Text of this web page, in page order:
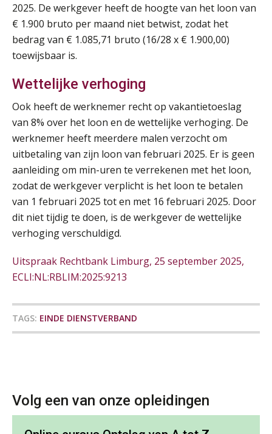
2025. De werkgever heeft de hoogte van het loon van
€ 1.900 bruto per maand niet betwist, zodat het
bedrag van € 1.085,71 bruto (16/28 x € 1.900,00)
toewijsbaar is.
Wettelijke verhoging
Ook heeft de werknemer recht op vakantietoeslag
van 8% over het loon en de wettelijke verhoging. De
werknemer heeft meerdere malen verzocht om
uitbetaling van zijn loon van februari 2025. Er is geen
aanleiding om min-uren te verrekenen met het loon,
zodat de werkgever verplicht is het loon te betalen
van 1 februari 2025 tot en met 16 februari 2025. Door
dit niet tijdig te doen, is de werkgever de wettelijke
verhoging verschuldigd.
Uitspraak Rechtbank Limburg, 25 september 2025,
ECLI:NL:RBLIM:2025:9213
TAGS: EINDE DIENSTVERBAND
Volg een van onze opleidingen
De mensen achter de loonstrook: in
gesprek met Susan Hendriks
administratie — maar hoe zit het met
Onterechte transitievergoeding
terugbetaald krijgen
Grip op uren per dienst: 7
17
SEP
Training Grenzen aangeven met zelfvertrouwen en respect
MOCuitgevers
17
17
SEP
Praktijkdiploma loonadministratie (PDL)
SD Worx
17
SEP
Cursus Samen sterk: efficiënte samenwerking tussen HR en salarisadministratie
MOCuitgevers
21
SEP
Pensioen voor de salarisprofessional: ontdek welke verdieping bij jou past
MOCuitgevers
24
SEP
MOCuitgevers
24
SEP
Online Excel training voor de salarisadministrateur (basis)
MOCuitgevers
30
SEP
MOCuitgevers